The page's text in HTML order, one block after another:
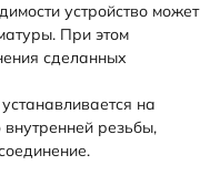
устройство может
При этом
сделанных
на
резьбы,